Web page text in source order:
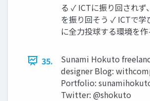
る ✓ ICTに振り回されず
を振り回そう ✓ ICTで学
に全力投球する環境を作
35.
Sunami Hokuto
designer Blog:
Portfolio:
Twitter: @shokuto